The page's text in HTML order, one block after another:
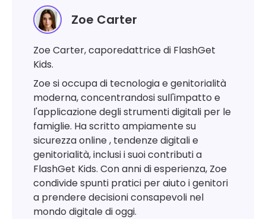
Zoe Carter
Zoe Carter, caporedattrice di FlashGet
Kids.
Zoe si occupa di tecnologia e genitorialità
moderna, concentrandosi sull'impatto e
l'applicazione degli strumenti digitali per le
famiglie. Ha scritto ampiamente su
sicurezza online , tendenze digitali e
genitorialità, inclusi i suoi contributi a
FlashGet Kids. Con anni di esperienza, Zoe
condivide spunti pratici per aiuto i genitori
a prendere decisioni consapevoli nel
mondo digitale di oggi.